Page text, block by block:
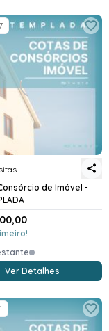
de Imóvel -
Ver Detalhes